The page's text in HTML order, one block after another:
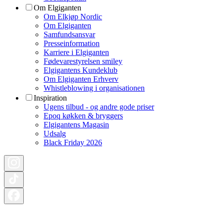
Om Elgiganten
Om Elkjøp Nordic
Om Elgiganten
Samfundsansvar
Presseinformation
Karriere i Elgiganten
Fødevarestyrelsen smiley
Elgigantens Kundeklub
Om Elgiganten Erhverv
Whistleblowing i organisationen
Inspiration
Ugens tilbud - og andre gode priser
Epoq køkken & bryggers
Elgigantens Magasin
Udsalg
Black Friday 2026